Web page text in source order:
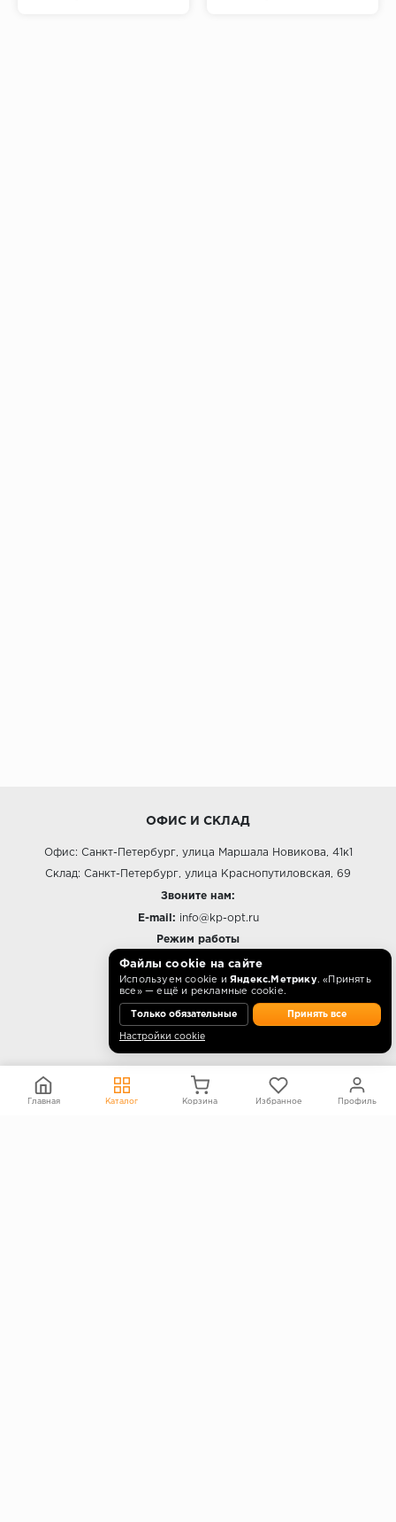
ОФИС И СКЛАД
Офис: Санкт-Петербург, улица Маршала Новикова, 41к1
Склад: Санкт-Петербург, улица Краснопутиловская, 69
Звоните нам:
E-mail: info@kp-opt.ru
Режим работы
10:00 - 18:00 пн-пт.
О КОМПАНИИ
О компании
Файлы cookie на сайте
Используем cookie и Яндекс.Метрику. «Принять
все» — ещё и рекламные cookie.
Только обязательные Принять все
Настройки cookie
Главная Каталог Корзина Избранное Профиль